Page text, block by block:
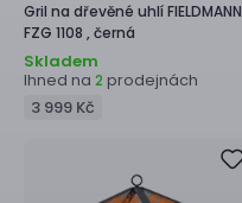
Gril na dřevěné uhlíFIELDMANN
FZG 1108 ,černá
Skladem
Ihned na 2 prodejnách
3 999 Kč